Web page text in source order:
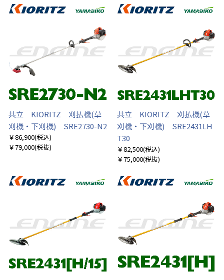
共立 KIORITZ 刈払機(草
刈機・下刈機) SRE2730-N2
￥86,900(税込)
￥79,000(税抜)
共立 KIORITZ 刈払機(草
刈機・下刈機) SRE2431LH
T30
￥82,500(税込)
￥75,000(税抜)